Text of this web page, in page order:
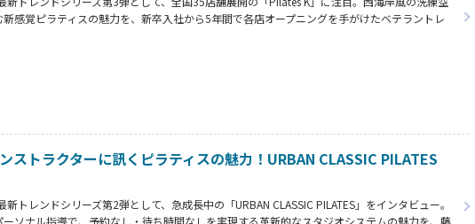
感覚ピラティスの魅力を、新卒入社から5年間で各店オープニングを手がけたベテラントレ
験談とともに紹介。英語キューイングとライブ感で参加者の表情を変える、感動レッスンの秘
ストラクターに訊くピラティスの魅力！URBAN CLASSIC PILATES
新トレンドシリーズ第2弾として、急成長中の「URBAN CLASSIC PILATES」をインタビュー。
ソナル指導で、予約なし・待ち時間なしを実現する革新的なスタジオシステムの魅力を、藤